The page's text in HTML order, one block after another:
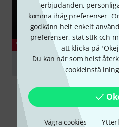
erbjudanden,
komma ihåg preferenser.
godkänn helt enkelt
preferenser, statistik och
att klicka på
Du kan när som helst
Vägra cookies
YOUTUBE
INTRODUCING THE RAVEN